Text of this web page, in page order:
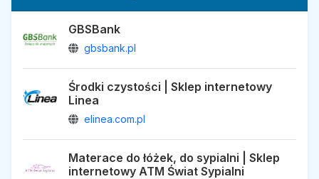
GBSBank
gbsbank.pl
Środki czystości | Sklep internetowy
Linea
elinea.com.pl
Materace do łóżek, do sypialni | Sklep
internetowy ATM Świat Sypialni